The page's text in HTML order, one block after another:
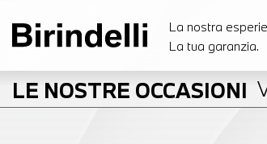
La nostra
La tua garanzia.
LE NOSTRE OCCASIONI